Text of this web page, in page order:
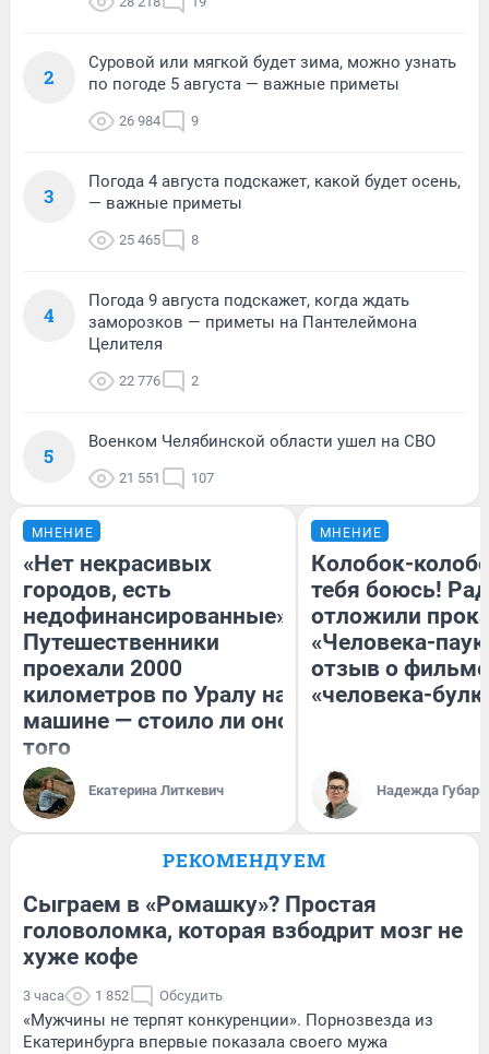
2
Суровой или мягкой будет зима, можно узнать
по погоде 5 августа — важные приметы
26 984 9
3
Погода 4 августа подскажет, какой будет осень,
— важные приметы
25 465 8
4
Погода 9 августа подскажет, когда ждать
заморозков — приметы на Пантелеймона
Целителя
22 776 2
5
Военком Челябинской области ушел на СВО
21 551 107
МНЕНИЕ
«Нет некрасивых
городов, есть
недофинансированные».
Путешественники
проехали 2000
километров по Уралу на
машине — стоило ли оно
того
Екатерина Литкевич
МНЕНИЕ
Колобок-
тебя боюсь!
отложили
«Человека-
отзыв о
«человека-
Надежда Губарь
РЕКОМЕНДУЕМ
Сыграем в «Ромашку»? Простая
головоломка, которая взбодрит мозг не
хуже кофе
3 часа 1 852 Обсудить
«Мужчины не терпят конкуренции». Порнозвезда из
Екатеринбурга впервые показала своего мужа